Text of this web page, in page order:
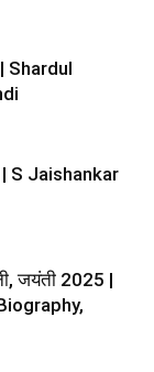
| Shardul
| S Jaishankar
जयंती 2025 |